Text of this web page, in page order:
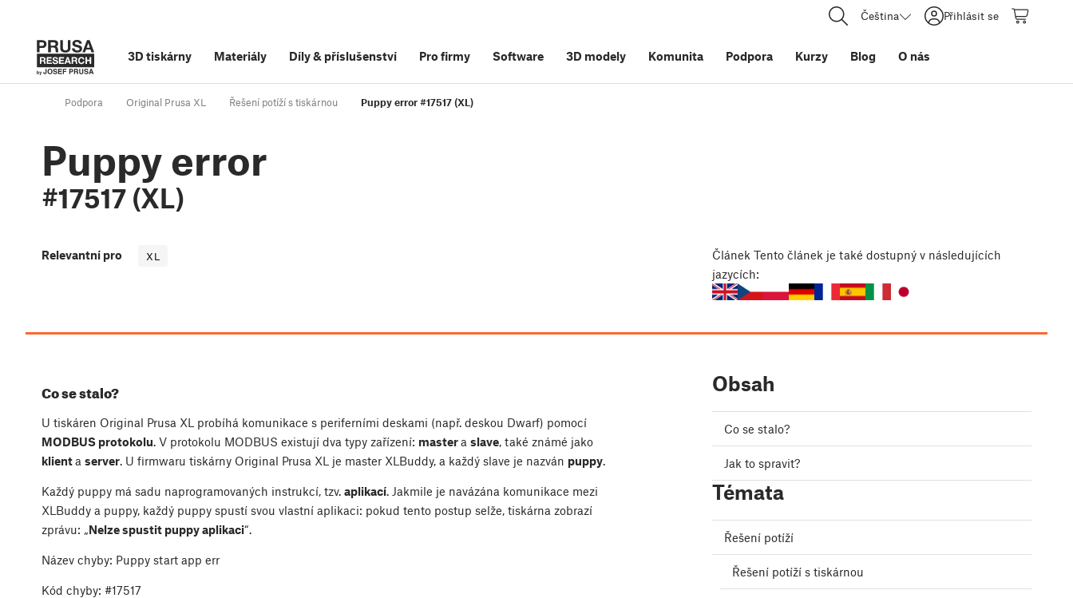
Čeština Přihlásit se
3D tiskárny Materiály Díly& příslušenství Pro firmy Software 3D modely Komunita Podpora Kurzy Blog O nás
Podpora Original Prusa XL Řešení potíží s tiskárnou Puppy error #17517 (XL)
Puppy error
#17517 (XL)
Relevantní pro XL Článek Tento článek je také dostupný v následujících
jazycích:
Co se stalo?
U tiskáren Original Prusa XL probíhá komunikace s periferními deskami (např. deskou Dwarf) pomocí
MODBUS protokolu. V protokolu MODBUS existují dva typy zařízení: mastera slave, také známé jako
klienta server. U firmwaru tiskárny Original Prusa XL je master XLBuddy, a každý slave je nazván puppy.
Každý puppy má sadu naprogramovaných instrukcí, tzv. aplikací. Jakmile je navázána komunikace mezi
XLBuddy a puppy, každý puppy spustí svou vlastní aplikaci: pokud tento postup selže, tiskárna zobrazí
zprávu: „Nelze spustit puppy aplikaci“.
Název chyby: Puppy start app err
Kód chyby: #17517
Obsah
Co se stalo?
Jak to spravit?
Témata
Řešení potíží
Řešení potíží s tiskárnou